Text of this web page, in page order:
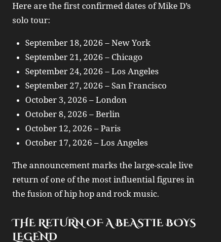
Here are the first confirmed dates ofMike D’s
solo tour:
September 18, 2026 – New York
September 21, 2026 – Chicago
September 24, 2026 – Los Angeles
September 27, 2026 – San Francisco
October 3, 2026 – London
October 8, 2026 – Berlin
October 12, 2026 – Paris
October 17, 2026 – Los Angeles
The announcement marks the large-scale live
return of one of the most influential figures in
the fusion of hip hop and rock music.
THE RETURN OF A BEASTIE BOYS
LEGEND